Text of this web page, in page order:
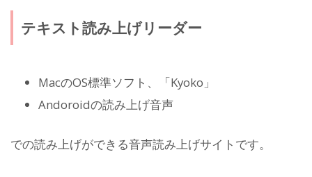
テキスト読み上げリーダー
MacのOS標準ソフト、「Kyoko」
Andoroidの読み上げ音声
での読み上げができる音声読み上げサイトです。